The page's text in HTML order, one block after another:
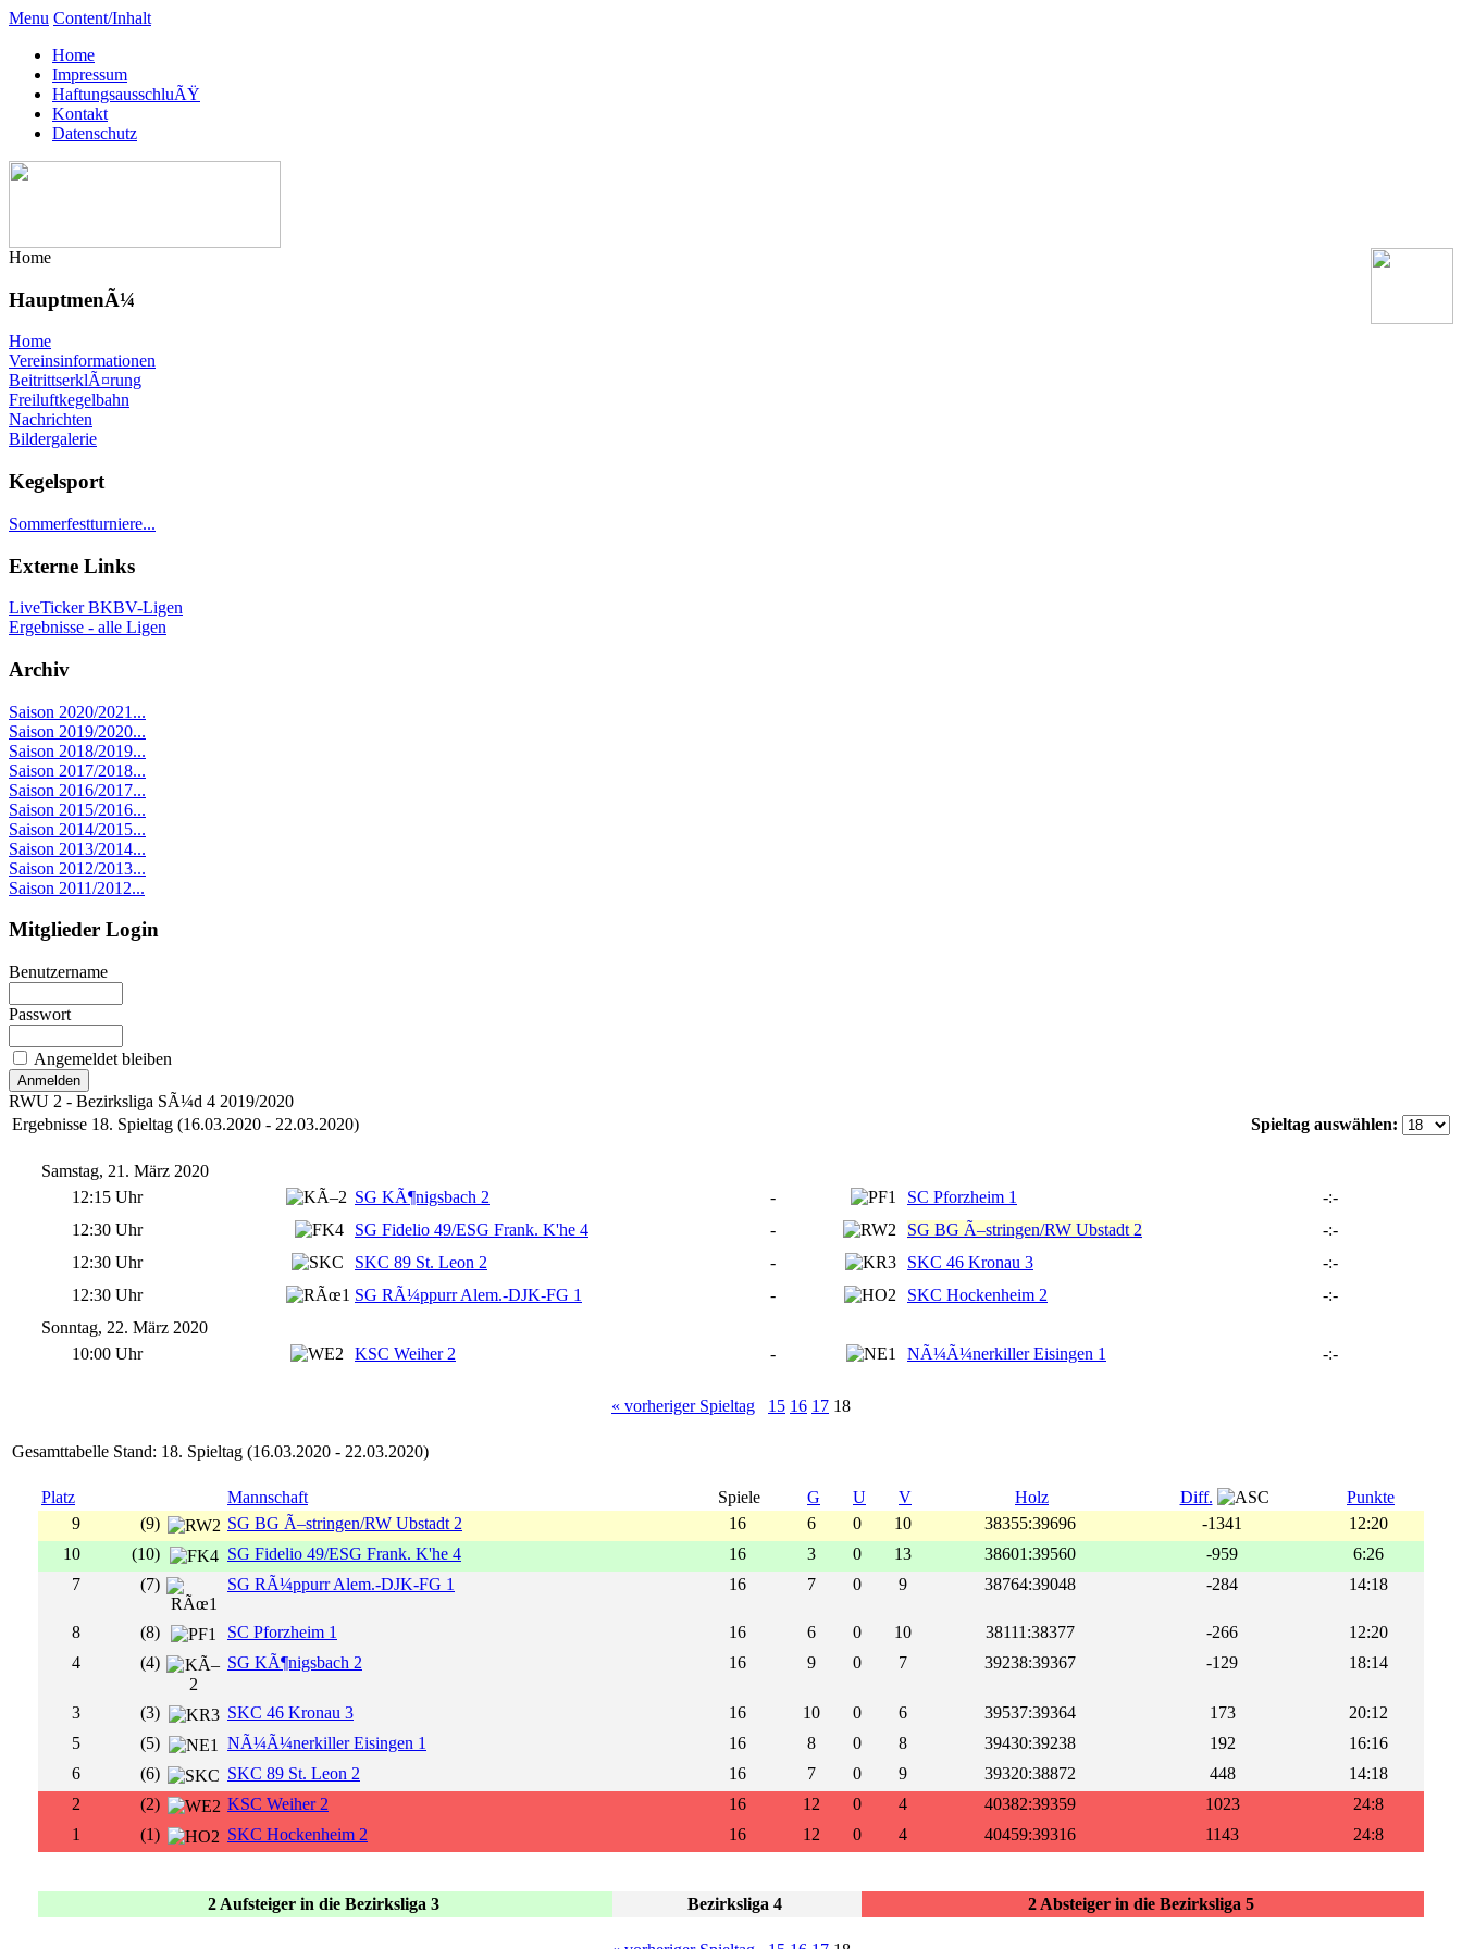
Menu Content/Inhalt
Home
Impressum
HaftungsausschluÃŸ
Kontakt
Datenschutz
Home
HauptmenÃ¼
Home
Vereinsinformationen
BeitrittserklÃ¤rung
Freiluftkegelbahn
Nachrichten
Bildergalerie
Kegelsport
Sommerfestturniere...
Externe Links
LiveTicker BKBV-Ligen
Ergebnisse - alle Ligen
Archiv
Saison 2020/2021...
Saison 2019/2020...
Saison 2018/2019...
Saison 2017/2018...
Saison 2016/2017...
Saison 2015/2016...
Saison 2014/2015...
Saison 2013/2014...
Saison 2012/2013...
Saison 2011/2012...
Mitglieder Login
Benutzername
Passwort
Angemeldet bleiben
RWU 2 - Bezirksliga SÃ¼d 4 2019/2020
Ergebnisse 18. Spieltag (16.03.2020 - 22.03.2020)
Spieltag auswählen:
Samstag, 21. März 2020
12:15 Uhr
SG KÃ¶nigsbach 2 - SC Pforzheim 1 -:-
12:30 Uhr
SG Fidelio 49/ESG Frank. K'he 4 - SG BG Ã–stringen/RW Ubstadt 2 -:-
12:30 Uhr
SKC 89 St. Leon 2 - SKC 46 Kronau 3 -:-
12:30 Uhr
SG RÃ¼ppurr Alem.-DJK-FG 1 - SKC Hockenheim 2 -:-
Sonntag, 22. März 2020
10:00 Uhr
KSC Weiher 2 - NÃ¼Ã¼nerkiller Eisingen 1 -:-
« vorheriger Spieltag 15 16 17 18
Gesamttabelle Stand: 18. Spieltag (16.03.2020 - 22.03.2020)
Platz Mannschaft Spiele G U V Holz Diff.
Punkte
9
(9) SG BG Ã–stringen/RW Ubstadt 2 16 6 0 10 38355:39696 -1341
12:20
10
(10) SG Fidelio 49/ESG Frank. K'he 4 16 3 0 13 38601:39560 -959
6:26
7
(7) SG RÃ¼ppurr Alem.-DJK-FG 1 16 7 0 9 38764:39048 -284 14:18
8 (8) SC Pforzheim 1 16 6 0 10 38111:38377 -266
12:20
4
(4) SG KÃ¶nigsbach 2 16 9 0 7 39238:39367 -129 18:14
3 (3) SKC 46 Kronau 3 16 10 0 6 39537:39364 173
20:12
5
(5) NÃ¼Ã¼nerkiller Eisingen 1 16 8 0 8 39430:39238 192
16:16
6
(6) SKC 89 St. Leon 2 16 7 0 9 39320:38872 448
14:18
2
(2) KSC Weiher 2 16 12 0 4 40382:39359 1023
24:8
1
(1) SKC Hockenheim 2 16 12 0 4 40459:39316 1143 24:8
2 Aufsteiger in die Bezirksliga 3 Bezirksliga 4 2 Absteiger in die Bezirksliga 5